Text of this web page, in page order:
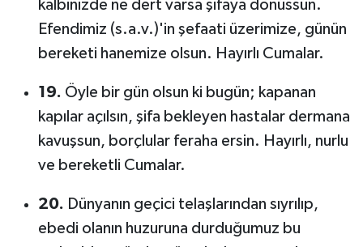
kalbinizde ne dert varsa şifaya dönüssün.
Efendimiz (s.a.v.)'in şefaati üzerimize, günün
bereketi hanemize olsun. Hayırlı Cumalar.
19. Öyle bir gün olsun ki bugün; kapanan
kapılar açılsın, şifa bekleyen hastalar dermana
kavuşsun, borçlular feraha ersin. Hayırlı, nurlu
ve bereketli Cumalar.
20. Dünyanın geçici telaşlarından sıyrılıp,
ebedi olanın huzuruna durduğumuz bu